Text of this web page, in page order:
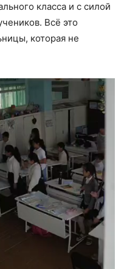
класса и с силой
Всё это
которая не